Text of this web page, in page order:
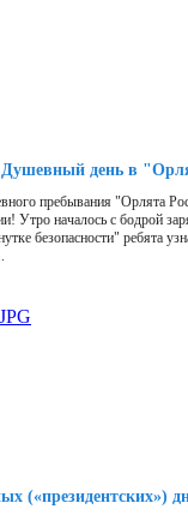
Душевный день в
пребывания
Утро началось с бодрой
безопасности" ребята
(«президентских»)